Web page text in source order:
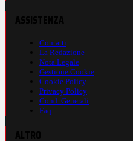
Contatti
La Redazione
Nota Legale
Gestione Cookie
Cookie Policy
Privacy Policy
Cond. Generali
Faq